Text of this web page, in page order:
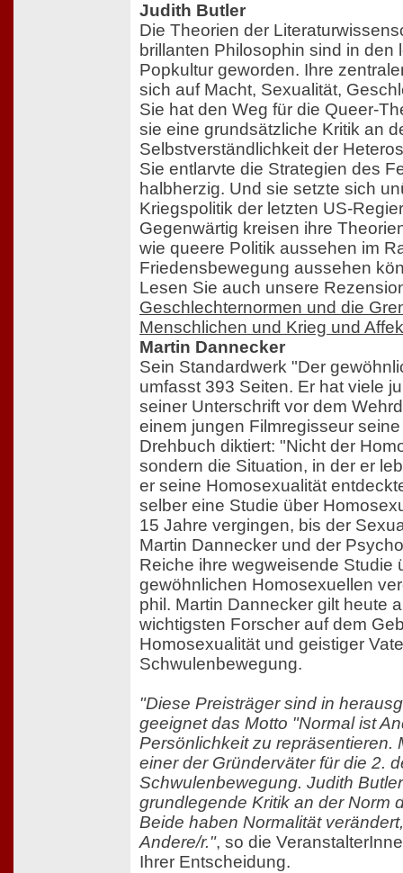
Judith Butler
Die Theorien der
brillanten Philosophin sind in den
Popkultur geworden. Ihre
sich auf Macht, Sexualität,
Sie hat den Weg für die Queer-
sie eine grundsätzliche Kritik an
Selbstverständlichkeit der
Sie entlarvte die Strategien des
halbherzig. Und sie setzte sich
Kriegspolitik der letzten US-
Gegenwärtig kreisen ihre
wie queere Politik aussehen im
Friedensbewegung aussehen
Lesen Sie auch unsere
Geschlechternormen und die
Menschlichen und Krieg und
Martin Dannecker
Sein Standardwerk "Der
umfasst 393 Seiten. Er hat viele
seiner Unterschrift vor dem
einem jungen Filmregisseur
Drehbuch diktiert: "Nicht der
sondern die Situation, in der er
er seine Homosexualität
selber eine Studie über
15 Jahre vergingen, bis der
Martin Dannecker und der
Reiche ihre wegweisende Studie
gewöhnlichen Homosexuellen
phil. Martin Dannecker gilt heute
wichtigsten Forscher auf dem
Homosexualität und geistiger
Schwulenbewegung.
"Diese Preisträger sind in
geeignet das Motto "Normal ist
Persönlichkeit zu repräsentieren.
einer der Gründerväter für die 2.
Schwulenbewegung. Judith
grundlegende Kritik an der Norm
Beide haben Normalität
Andere/r.", so die
Ihrer Entscheidung.